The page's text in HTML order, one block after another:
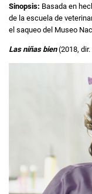
Sinopsis: Basada en
de la escuela de
el saqueo del Museo
Las niñas bien(2018, dir.